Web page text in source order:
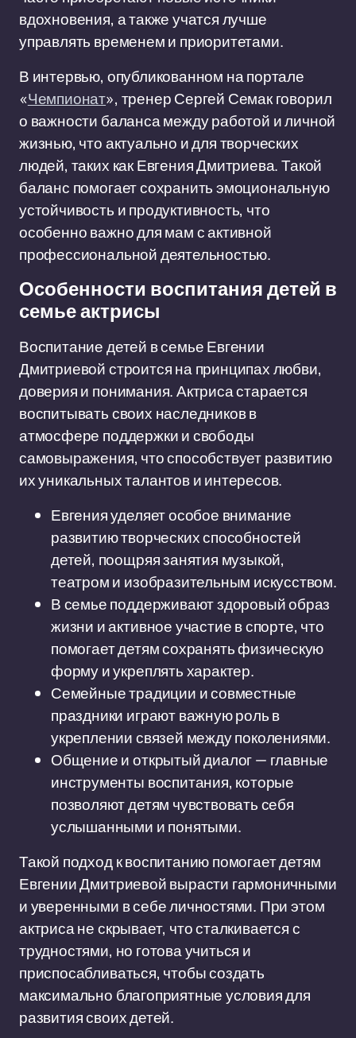
вдохновения, а также учатся лучше
управлять временем и приоритетами.
В интервью, опубликованном на портале
«Чемпионат», тренер Сергей Семак говорил
о важности баланса между работой и личной
жизнью, что актуально и для творческих
людей, таких как Евгения Дмитриева. Такой
баланс помогает сохранить эмоциональную
устойчивость и продуктивность, что
особенно важно для мам с активной
профессиональной деятельностью.
Особенности воспитания детей в
семье актрисы
Воспитание детей в семье Евгении
Дмитриевой строится на принципах любви,
доверия и понимания. Актриса старается
воспитывать своих наследников в
атмосфере поддержки и свободы
самовыражения, что способствует развитию
их уникальных талантов и интересов.
Евгения уделяет особое внимание
развитию творческих способностей
детей, поощряя занятия музыкой,
театром и изобразительным искусством.
В семье поддерживают здоровый образ
жизни и активное участие в спорте, что
помогает детям сохранять физическую
форму и укреплять характер.
Семейные традиции и совместные
праздники играют важную роль в
укреплении связей между поколениями.
Общение и открытый диалог — главные
инструменты воспитания, которые
позволяют детям чувствовать себя
услышанными и понятыми.
Такой подход к воспитанию помогает детям
Евгении Дмитриевой вырасти гармоничными
и уверенными в себе личностями. При этом
актриса не скрывает, что сталкивается с
трудностями, но готова учиться и
приспосабливаться, чтобы создать
максимально благоприятные условия для
развития своих детей.